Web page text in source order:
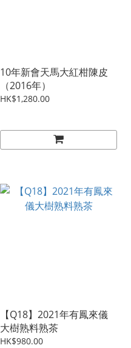
10年新會天馬大紅柑陳皮
（2016年）
HK$1,280.00
【Q18】2021年有鳳來儀
大樹熟料熟茶
HK$980.00